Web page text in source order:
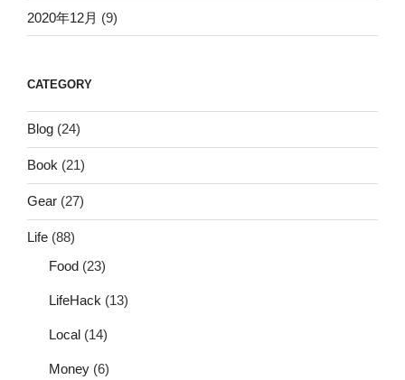
2020年12月 (9)
CATEGORY
Blog (24)
Book (21)
Gear (27)
Life (88)
Food (23)
LifeHack (13)
Local (14)
Money (6)